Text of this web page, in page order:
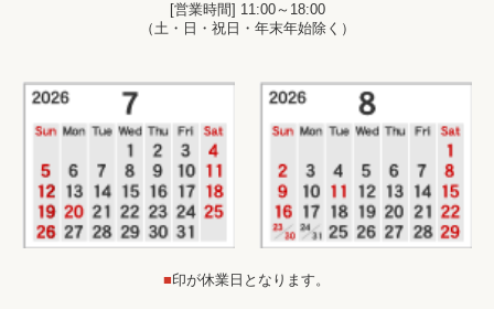
[営業時間] 11:00～18:00
（土・日・祝日・年末年始除く）
■印が休業日となります。